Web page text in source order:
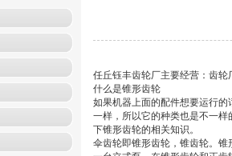
任丘钰丰齿轮厂主要经营：齿
什么是锥形齿轮
如果机器上面的配件想要运行
一样，所以它的种类也是不一
下锥形齿轮的相关知识。
伞齿轮即锥形齿轮，锥齿轮。